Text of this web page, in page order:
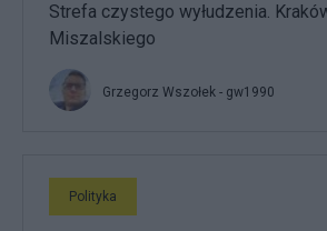
Strefa czystego wyłudzenia.
Miszalskiego
Grzegorz Wszołek - gw1990
Polityka